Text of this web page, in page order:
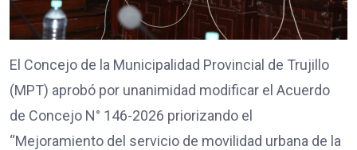
El Concejo de la Municipalidad Provincial de Trujillo
(MPT) aprobó por unanimidad modificar el Acuerdo
de Concejo N° 146-2026 priorizando el
“Mejoramiento del servicio de movilidad urbana de la